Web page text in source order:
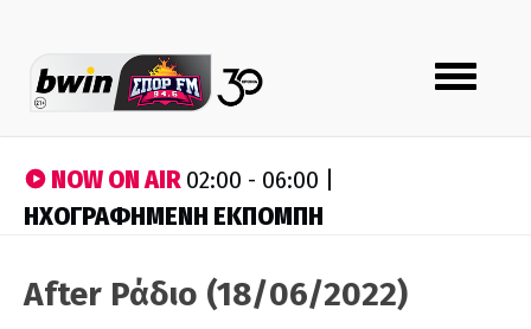
Toggle
navigation
NOW ON AIR02:00 - 06:00 |
ΗΧΟΓΡΑΦΗΜΕΝΗ ΕΚΠΟΜΠΗ
After Ράδιο (18/06/2022)